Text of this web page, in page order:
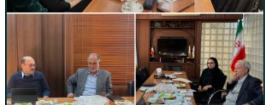
جلسه کمیته محیط زیست و منابع
طبیعی
اخبار 1–2 دقیقه